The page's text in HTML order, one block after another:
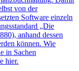
von der
Software einzeln
„Die
anhand dessen
können. Wie
in Sachen
hier.